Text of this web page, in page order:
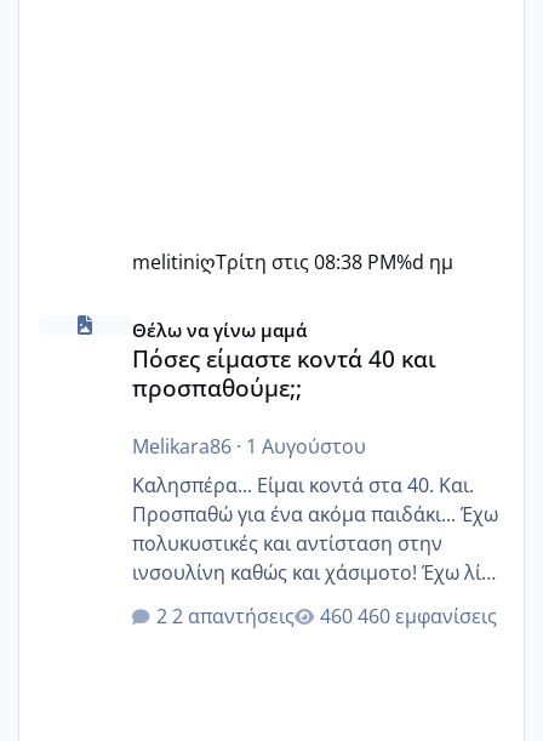
melitiniღΤρίτη στις 08:38 PM%d ημ
Πόσες είμαστε κοντά 40 και προσπαθούμε;;
Θέλω να γίνω μαμά
Πόσες είμαστε κοντά 40 και
προσπαθούμε;;
Melikara86· 1 Αυγούστου
Καλησπέρα... Είμαι κοντά στα 40. Και.
Προσπαθώ για ένα ακόμα παιδάκι... Έχω
πολυκυστικές και αντίσταση στην
ινσουλίνη καθώς και χάσιμοτο! Έχω λίγα
κιλά παραπάνω και όσο κ αν προσπαθώ
δεν χάνω εύκολα! Προσπαθώ για ακόμη
2 απαντήσεις 460 εμφανίσεις